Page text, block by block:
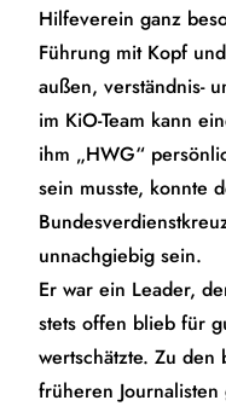
Hilfeverein ganz
Führung mit Kopf
außen, verständnis-
im KiO-Team kann
ihm „HWG“
sein musste, konnte
unnachgiebig sein.
Er war ein Leader,
stets offen blieb für
wertschätzte. Zu den
früheren